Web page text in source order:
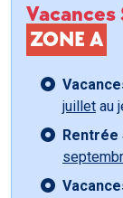
ZONE A
juillet au
Rentrée